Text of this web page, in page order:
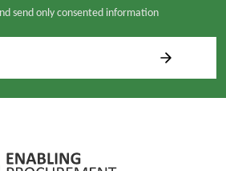
send only consented information